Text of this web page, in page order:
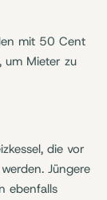
mit 50 Cent
um Mieter zu
die vor
Jüngere
ebenfalls